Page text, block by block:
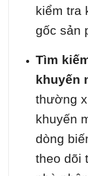
kiểm tra
gốc sản
Tìm
khuyến
thường
khuyến
dòng
theo dõi